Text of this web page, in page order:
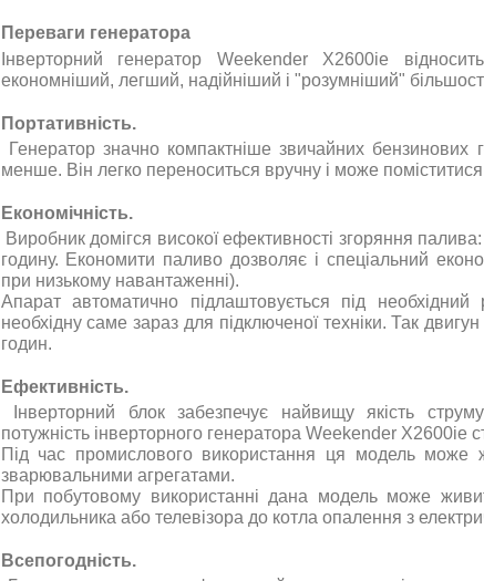
Переваги генератора
Інверторний генератор Weekender X2600ie
економніший, легший, надійніший і "розумніший"
Портативність.
Генератор значно компактніше звичайних бензинових
менше. Він легко переноситься вручну і може
Економічність.
Виробник домігся високої ефективності згоряння
годину. Економити паливо дозволяє і спеціальний
при низькому навантаженні).
Апарат автоматично підлаштовується під необхідний
необхідну саме зараз для підключеної техніки. Так
годин.
Ефективність.
Інверторний блок забезпечує найвищу якість
потужність інверторного генератора Weekender X2600ie
Під час промислового використання ця модель може
зварювальними агрегатами.
При побутовому використанні дана модель може
холодильника або телевізора до котла опалення з
Всепогодність.